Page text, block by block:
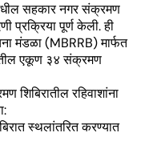
सहकार नगर संक्रमण
प्रक्रिया पूर्ण केली. ही
मंडळा (MBRRB) मार्फत
एकूण ३४ संक्रमण
शिबिरातील रहिवाशांना
स्थलांतरित करण्यात